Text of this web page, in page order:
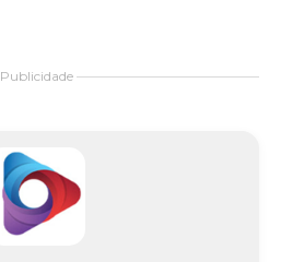
Publicidade